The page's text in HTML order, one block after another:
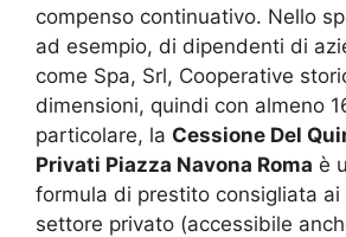
compenso continuativo. Nello
ad esempio, di dipendenti di
come Spa, Srl, Cooperative
dimensioni, quindi con almeno
particolare, la Cessione Del
Privati Piazza Navona Roma è
formula di prestito consigliata
settore privato (accessibile